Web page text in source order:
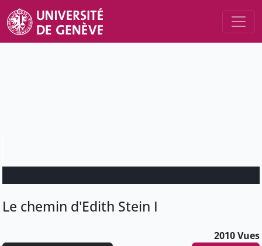
Le chemin d'Edith Stein I
2010 Vues